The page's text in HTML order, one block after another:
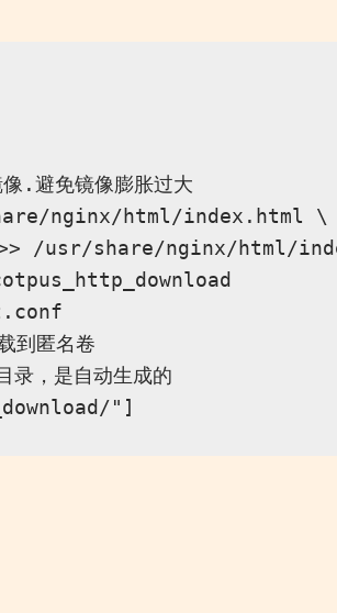
.避免镜像膨胀过大
nginx/html/index.html \
>> /usr/share/nginx/html/
到匿名卷
录，是自动生成的